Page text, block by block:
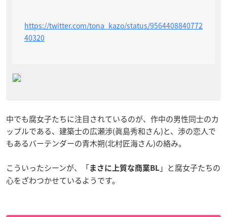
https://twitter.com/tona_kazo/status/9564408840772
40320
中でも腐女子たちに注目されているのが、作中の男性同士のカ
ップルである、建築士の広瀬渉(眞島秀和さん)と、渉の恋人で
もあるバーテンダーの青木朔(北村匠海さん)の絡み。
こういったシーンが、「まさに上質な商業BL 」と腐女子たちの
心をざわつかせているようです。